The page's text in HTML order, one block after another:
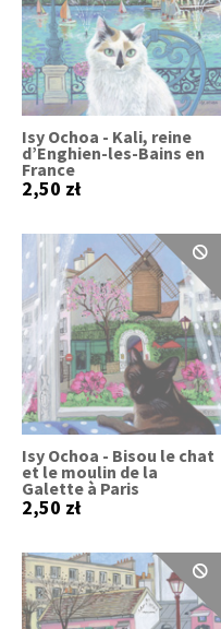
Isy Ochoa - Kali, reine
d’Enghien-les-Bains en
France
2,50 zł
Isy Ochoa - Bisou le chat
et le moulin de la
Galette à Paris
2,50 zł